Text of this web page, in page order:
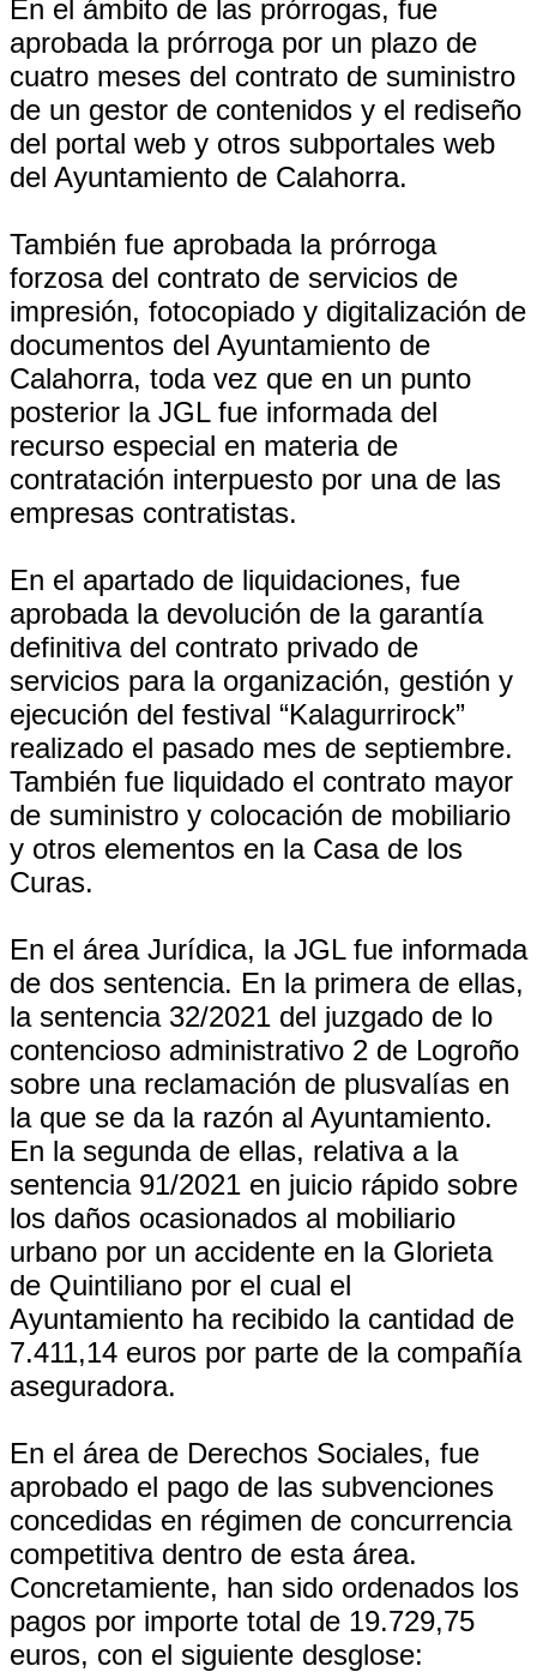
En el ámbito de las prórrogas, fue
aprobada la prórroga por un plazo de
cuatro meses del contrato de suministro
de un gestor de contenidos y el rediseño
del portal web y otros subportales web
del Ayuntamiento de Calahorra.
También fue aprobada la prórroga
forzosa del contrato de servicios de
impresión, fotocopiado y digitalización de
documentos del Ayuntamiento de
Calahorra, toda vez que en un punto
posterior la JGL fue informada del
recurso especial en materia de
contratación interpuesto por una de las
empresas contratistas.
En el apartado de liquidaciones, fue
aprobada la devolución de la garantía
definitiva del contrato privado de
servicios para la organización, gestión y
ejecución del festival “Kalagurrirock”
realizado el pasado mes de septiembre.
También fue liquidado el contrato mayor
de suministro y colocación de mobiliario
y otros elementos en la Casa de los
Curas.
En el área Jurídica, la JGL fue informada
de dos sentencia. En la primera de ellas,
la sentencia 32/2021 del juzgado de lo
contencioso administrativo 2 de Logroño
sobre una reclamación de plusvalías en
la que se da la razón al Ayuntamiento.
En la segunda de ellas, relativa a la
sentencia 91/2021 en juicio rápido sobre
los daños ocasionados al mobiliario
urbano por un accidente en la Glorieta
de Quintiliano por el cual el
Ayuntamiento ha recibido la cantidad de
7.411,14 euros por parte de la compañía
aseguradora.
En el área de Derechos Sociales, fue
aprobado el pago de las subvenciones
concedidas en régimen de concurrencia
competitiva dentro de esta área.
Concretamiente, han sido ordenados los
pagos por importe total de 19.729,75
euros, con el siguiente desglose: